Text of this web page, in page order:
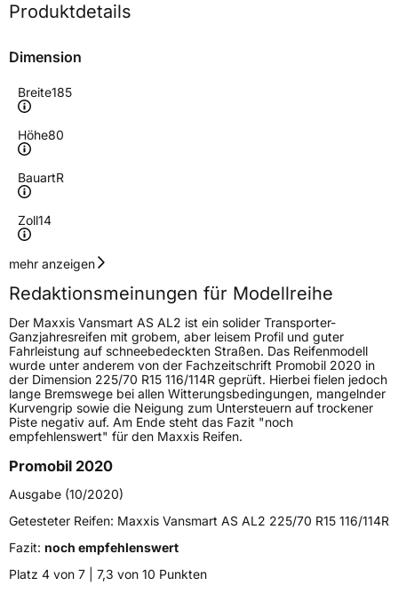
Produktdetails
Dimension
Breite185
Höhe80
BauartR
Zoll14
Geschwindigkeitsindex
Höchstgeschwindigkeit
170 km/h
Lastindex102/100
Höchstlast850/800 kg
Gewicht (in kg)11,5 kg
Generelle Merkmale
FahrzeugtypTransporter
VerwendungGanzjahresreifen
ModellnameVansmart AS AL2
Fahrzeugart Transporter
mehr anzeigen
Redaktionsmeinungen für Modellreihe
Der Maxxis Vansmart AS AL2 ist ein solider Transporter-
Ganzjahresreifen mit grobem, aber leisem Profil und guter
Fahrleistung auf schneebedeckten Straßen. Das Reifenmodell
wurde unter anderem von der Fachzeitschrift Promobil 2020 in
der Dimension 225/70 R15 116/114R geprüft. Hierbei fielen jedoch
lange Bremswege bei allen Witterungsbedingungen, mangelnder
Kurvengrip sowie die Neigung zum Untersteuern auf trockener
Piste negativ auf. Am Ende steht das Fazit "noch
empfehlenswert" für den Maxxis Reifen.
Promobil 2020
Ausgabe (10/2020)
Getesteter Reifen: Maxxis Vansmart AS AL2 225/70 R15 116/114R
Fazit: noch empfehlenswert
Platz 4 von 7 | 7,3 von 10 Punkten